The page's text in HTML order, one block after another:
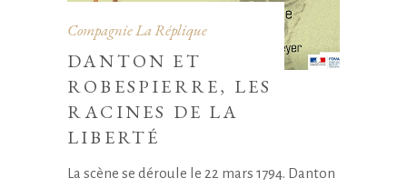
Compagnie La Réplique
DANTON ET
ROBESPIERRE, LES
RACINES DE LA
LIBERTÉ
La scène se déroule le 22 mars 1794. Danton